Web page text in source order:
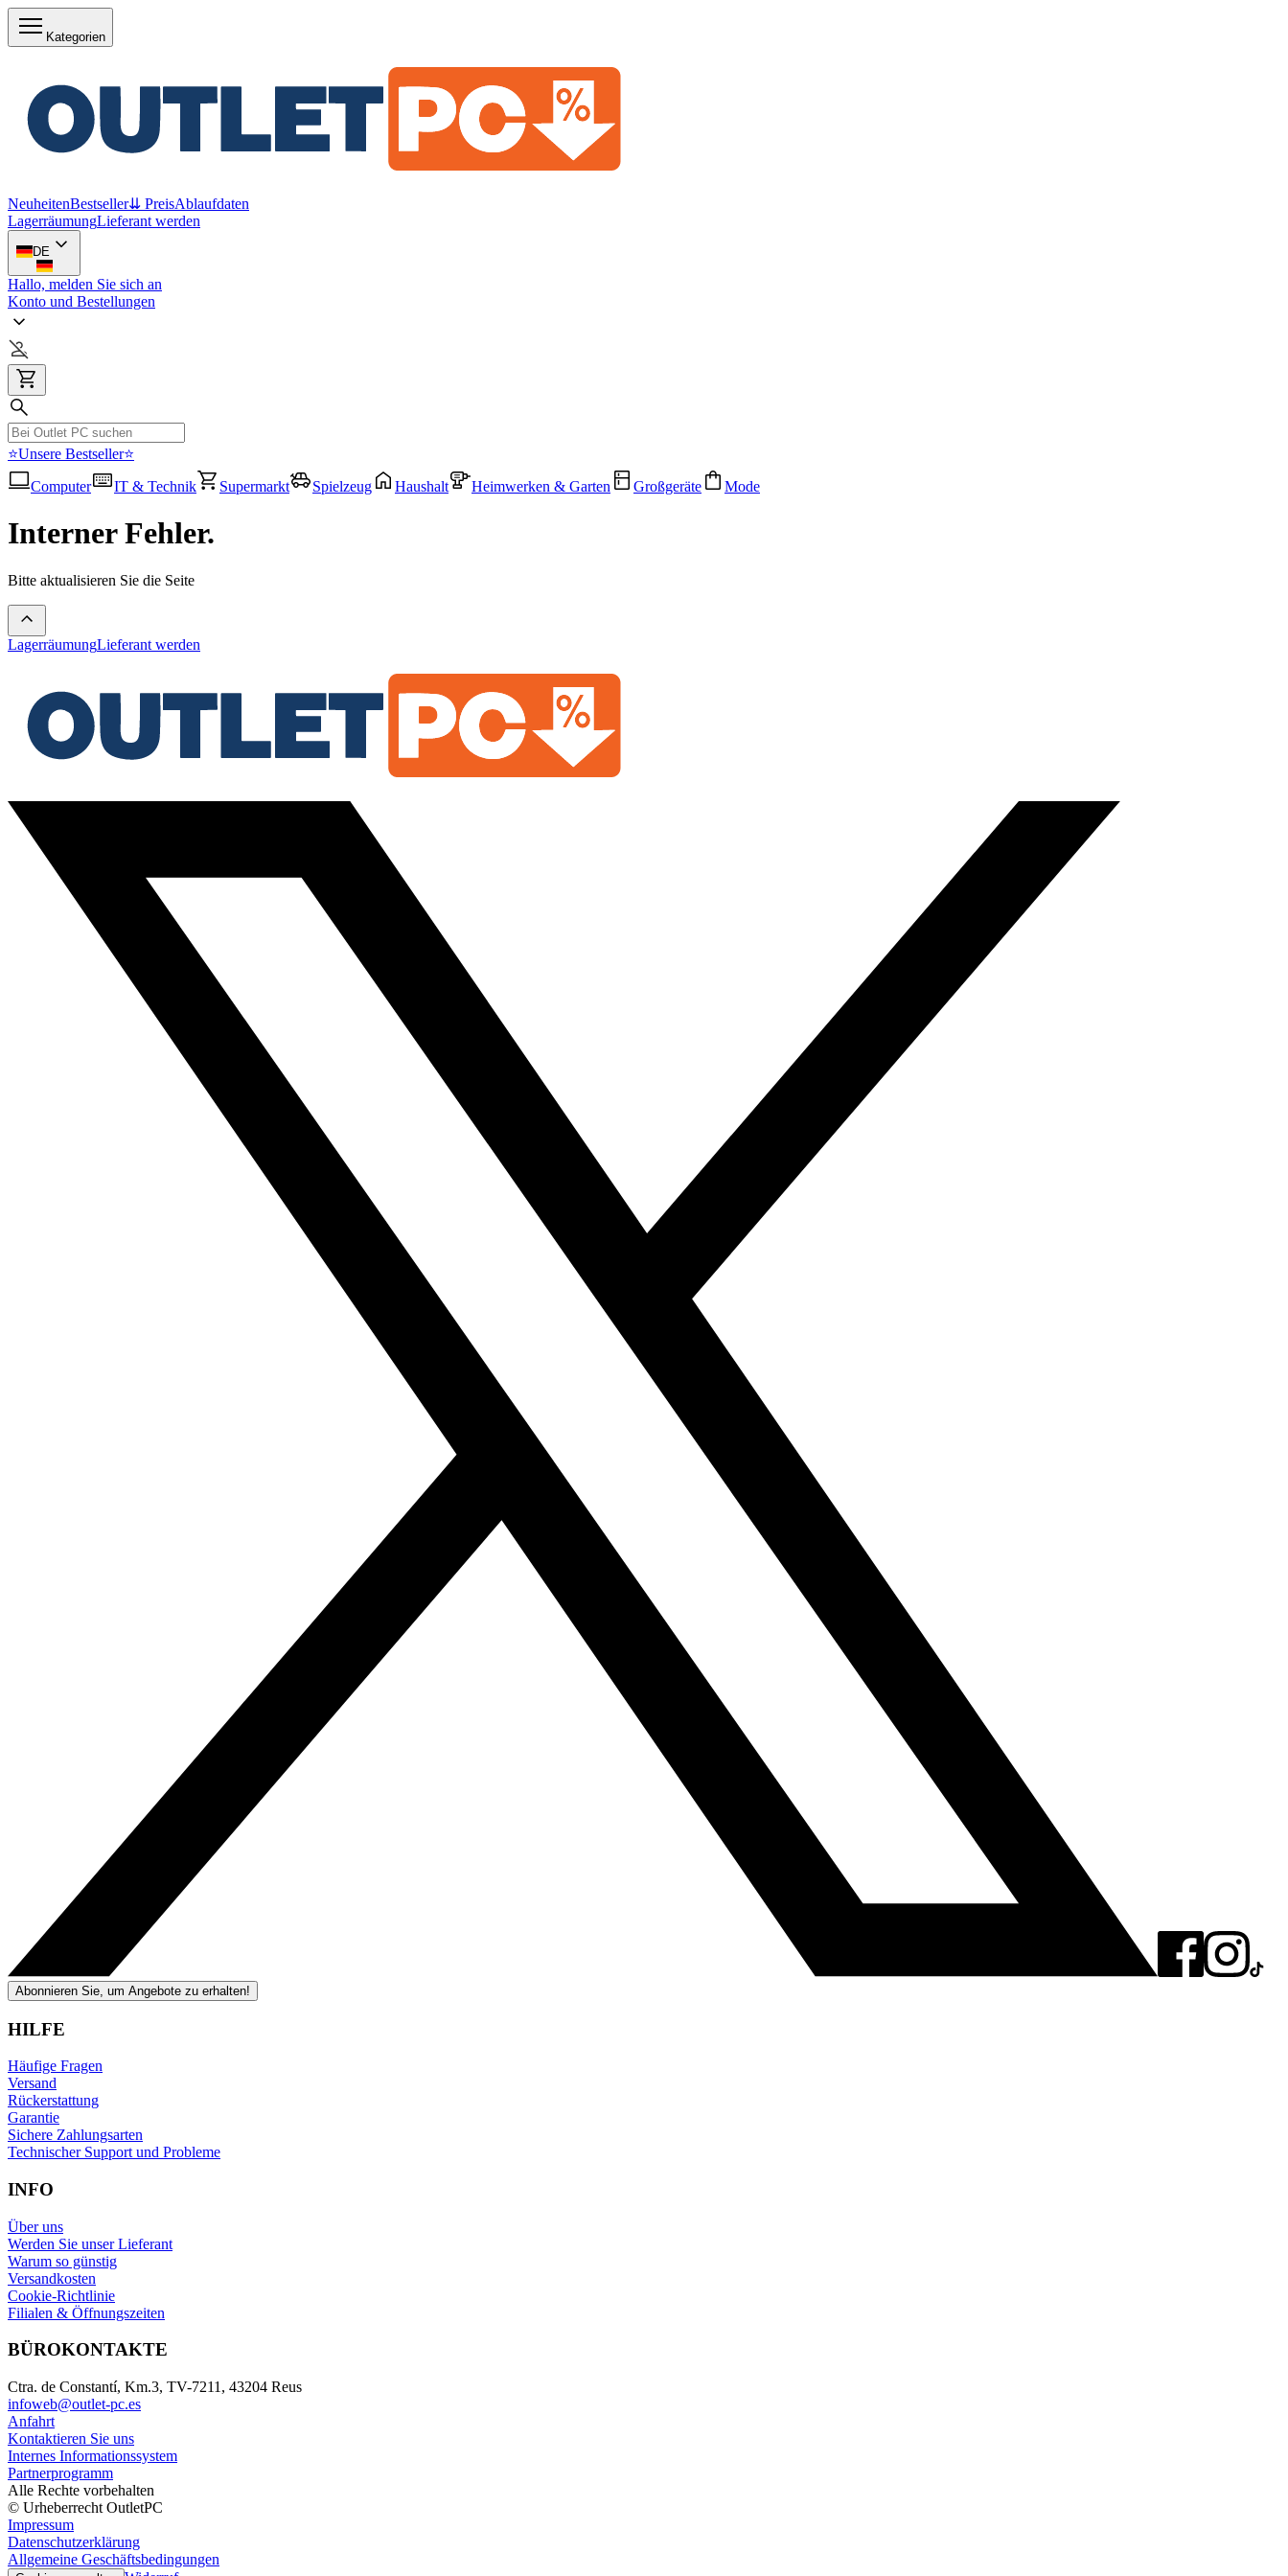
Kategorien
NeuheitenBestseller⇊ PreisAblaufdaten
LagerräumungLieferant werden
DE
Hallo, melden Sie sich an
Konto und Bestellungen
⭐Unsere Bestseller⭐
Computer
IT & Technik Supermarkt Spielzeug Haushalt Heimwerken & Garten Großgeräte Mode
Interner Fehler.
Bitte aktualisieren Sie die Seite
LagerräumungLieferant werden
Abonnieren Sie, um Angebote zu erhalten!
HILFE
Häufige Fragen
Versand
Rückerstattung
Garantie
Sichere Zahlungsarten
Technischer Support und Probleme
INFO
Über uns
Werden Sie unser Lieferant
Warum so günstig
Versandkosten
Cookie-Richtlinie
Filialen & Öffnungszeiten
BÜROKONTAKTE
Ctra. de Constantí, Km.3, TV-7211, 43204 Reus
infoweb@outlet-pc.es
Anfahrt
Kontaktieren Sie uns
Internes Informationssystem
Partnerprogramm
Alle Rechte vorbehalten
© Urheberrecht OutletPC
Impressum
Datenschutzerklärung
Allgemeine Geschäftsbedingungen